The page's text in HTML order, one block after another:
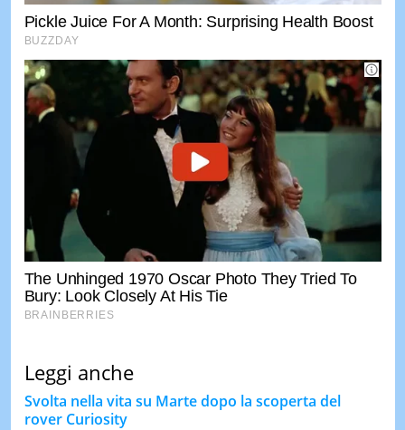
Leggi anche
Svolta nella vita su Marte dopo la scoperta del
rover Curiosity